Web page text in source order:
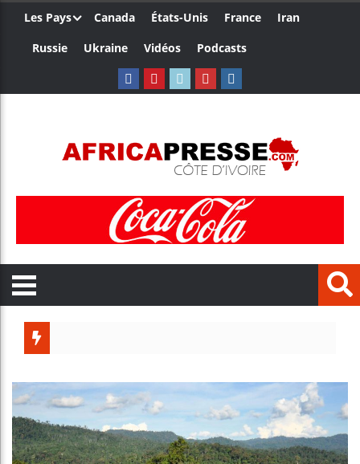
Les Pays Canada États-Unis France
Iran
Russie
Ukraine Vidéos Podcasts
Réforme
Bénin :